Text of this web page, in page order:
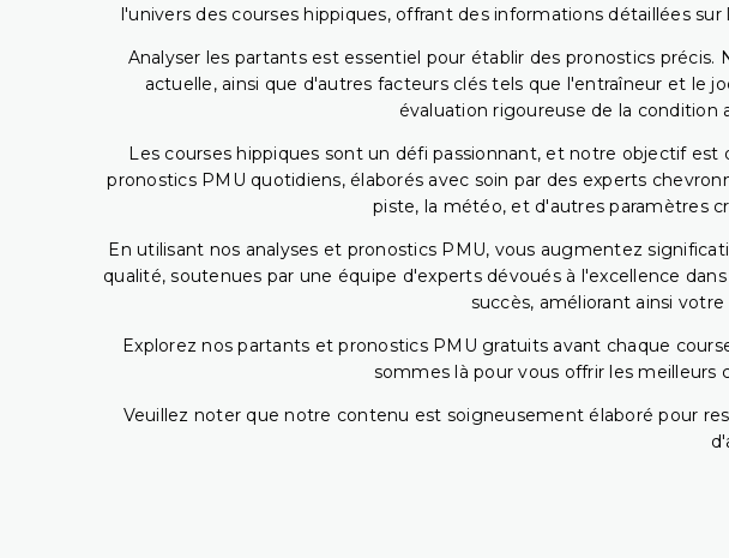
l'univers des courses hippiques, offrant des informations détaillées
Analyser les partants est essentiel pour établir des pronostics
actuelle, ainsi que d'autres facteurs clés tels que l'entraîneur et le
évaluation rigoureuse de la condition
Les courses hippiques sont un défi passionnant, et notre objectif est
pronostics PMU quotidiens, élaborés avec soin par des experts
piste, la météo, et d'autres paramètres
En utilisant nos analyses et pronostics PMU, vous augmentez
qualité, soutenues par une équipe d'experts dévoués à l'excellence
succès, améliorant ainsi
Explorez nos partants et pronostics PMU gratuits avant chaque
sommes là pour vous offrir les meilleurs
Veuillez noter que notre contenu est soigneusement élaboré pour